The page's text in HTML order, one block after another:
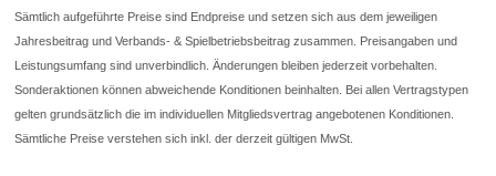
Sämtlich aufgeführte Preise sind Endpreise und setzen sich aus dem jeweiligen
Jahresbeitrag und Verbands- & Spielbetriebsbeitrag zusammen. Preisangaben und
Leistungsumfang sind unverbindlich. Änderungen bleiben jederzeit vorbehalten.
Sonderaktionen können abweichende Konditionen beinhalten. Bei allen Vertragstypen
gelten grundsätzlich die im individuellen Mitgliedsvertrag angebotenen Konditionen.
Sämtliche Preise verstehen sich inkl. der derzeit gültigen MwSt.